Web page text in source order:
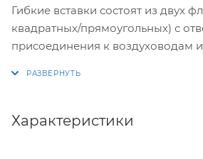
Гибкие вставки состоят из двух
квадратных/прямоугольных) с
присоединения к воздуховодам
силикон).
Характеристики